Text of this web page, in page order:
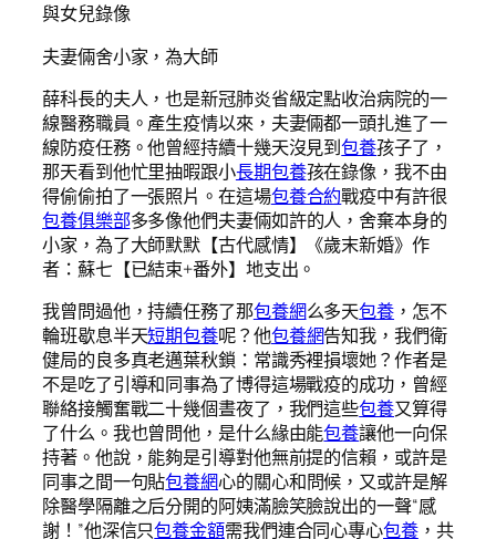
與女兒錄像
夫妻倆舍小家，為大師
薛科長的夫人，也是新冠肺炎省級定點收治病院的一
線醫務職員。產生疫情以來，夫妻倆都一頭扎進了一
線防疫任務。他曾經持續十幾天沒見到包養孩子了，
那天看到他忙里抽暇跟小長期包養孩在錄像，我不由
得偷偷拍了一張照片。在這場包養合約戰疫中有許很
包養俱樂部多多像他們夫妻倆如許的人，舍棄本身的
小家，為了大師默默【古代感情】《歲末新婚》作
者：蘇七【已結束+番外】地支出。
我曾問過他，持續任務了那包養網么多天包養 ，怎不
輪班歇息半天短期包養呢？他包養網告知我，我們衛
健局的良多真老邁葉秋鎖：常識秀裡損壞她？作者是
不是吃了引導和同事為了博得這場戰疫的成功，曾經
聯絡接觸奮戰二十幾個晝夜了，我們這些包養又算得
了什么。我也曾問他，是什么緣由能包養讓他一向保
持著。他說，能夠是引導對他無前提的信賴，或許是
同事之間一句貼包養網心的關心和問候，又或許是解
除醫學隔離之后分開的阿姨滿臉笑臉說出的一聲“感
謝！”他深信只包養金額需我們連合同心專心包養，共